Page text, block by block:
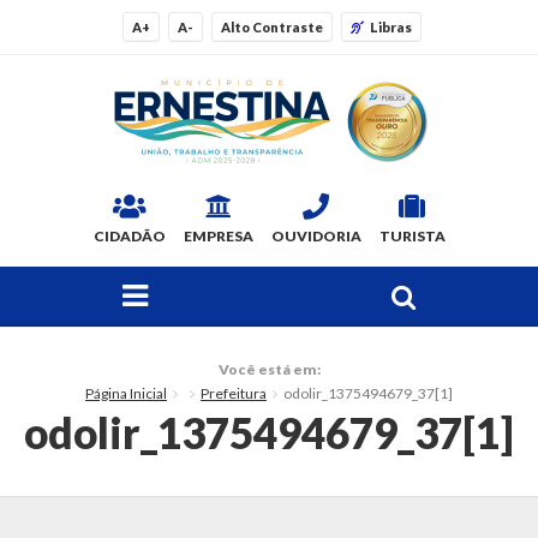
A+ A- Alto Contraste Libras
CIDADÃO EMPRESA OUVIDORIA TURISTA
Você está em:
Página Inicial
Prefeitura odolir_1375494679_37[1]
odolir_1375494679_37[1]